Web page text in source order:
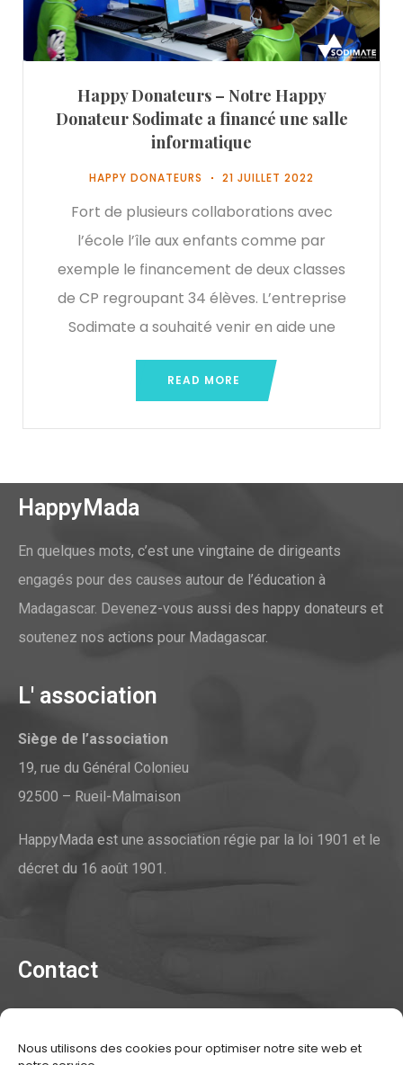
Nous utilisons des cookies pour optimiser notre site web et
Happy Donateurs – Notre Happy
Donateur Sodimate a financé une salle
informatique
HAPPY DONATEURS 21 JUILLET 2022
Fort de plusieurs collaborations avec
l’école l’île aux enfants comme par
exemple le financement de deux classes
de CP regroupant 34 élèves. L’entreprise
Sodimate a souhaité venir en aide une
READ MORE
HappyMada
En quelques mots, c’est une vingtaine de dirigeants
engagés pour des causes autour de l’éducation à
Madagascar. Devenez-vous aussi des happy donateurs et
soutenez nos actions pour Madagascar.
L' association
Siège de l’association
19, rue du Général Colonieu
92500 – Rueil-Malmaison
HappyMada est une association régie par la loi 1901 et le
décret du 16 août 1901.
Contact
Mentions légales